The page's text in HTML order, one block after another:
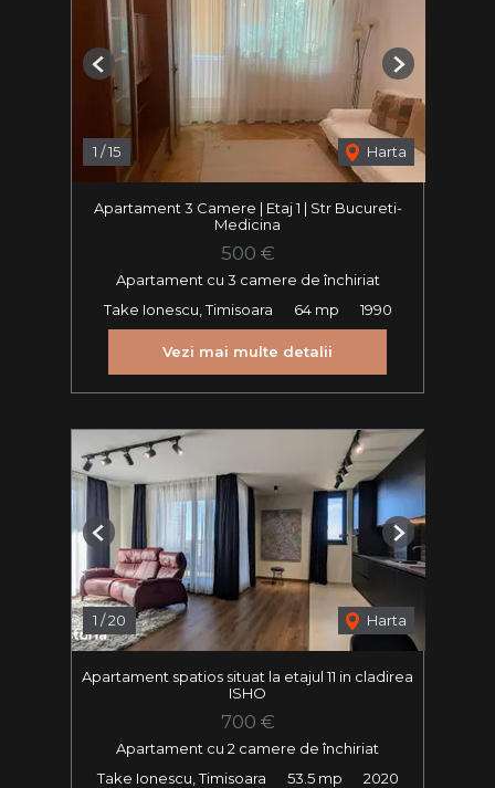
1 /15 Harta
Previous Next
Apartament 3 Camere | Etaj 1 | Str Bucureti-
Medicina
500 €
Apartament cu 3 camere de închiriat
Take Ionescu, Timisoara
64 mp 1990
Vezi mai multe detalii
1 /20 Harta
Previous Next
Apartament spatios situat la etajul 11 in cladirea
ISHO
700 €
Apartament cu 2 camere de închiriat
Take Ionescu, Timisoara
53.5 mp 2020